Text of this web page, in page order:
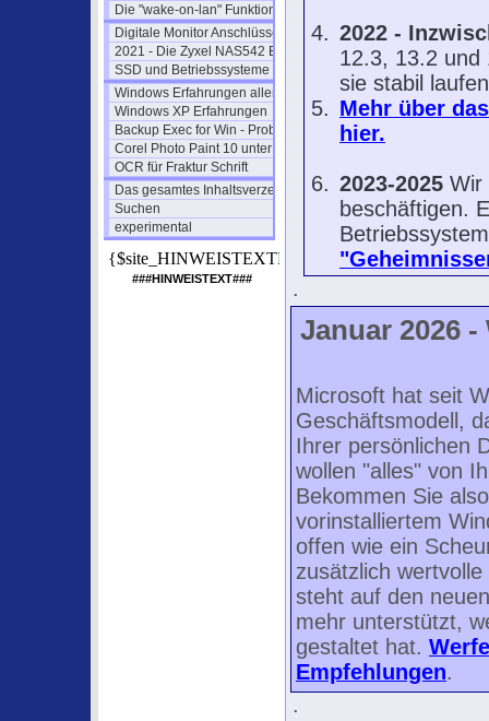
Die "wake-on-lan" Funktion (2)
Digitale Monitor Anschlüsse
2021 - Die Zyxel NAS542 Box
SSD und Betriebssysteme
Windows Erfahrungen aller Art
Windows XP Erfahrungen
Backup Exec for Win - Probleme
Corel Photo Paint 10 unter WIN7
OCR für Fraktur Schrift
Das gesamtes Inhaltsverzeichnis
Suchen
experimental
{$site_HINWEISTEXTBILD}
###HINWEISTEXT###
2022 -
12.3, 13.2 und
sie stabil
Mehr über
hier.
2023-2025 Wir
beschäftigen.
.
Januar 2026
Microsoft hat seit
Geschäftsmodell,
Ihrer persönlichen
wollen "alles" von
Bekommen Sie
vorinstalliertem
offen wie ein
zusätzlich
steht auf den
mehr unterstützt,
gestaltet hat.
Empfehlungen.
.